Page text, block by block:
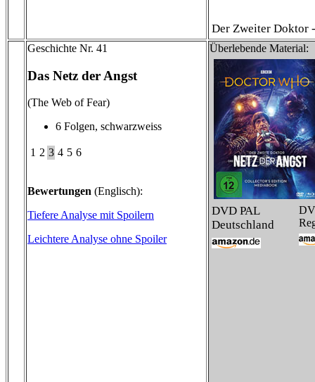
Der Zweiter Doktor
Geschichte Nr. 41
Das Netz der Angst
(The Web of Fear)
6 Folgen, schwarzweiss
1 2 3 4 5 6
Bewertungen (Englisch):
Tiefere Analyse mit Spoilern
Leichtere Analyse ohne Spoiler
Überlebende Material:
DVD PAL
Deutschland